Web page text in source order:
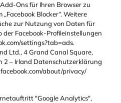
Ons für Ihren Browser zu
Blocker“. Weitere
zur Nutzung von Daten für
Facebook-Profileinstellungen
settings?tab=ads.
Ltd., 4 Grand Canal Square,
2 – Irland Datenschutzerklärung
about/privacy/
"Google Analytics",